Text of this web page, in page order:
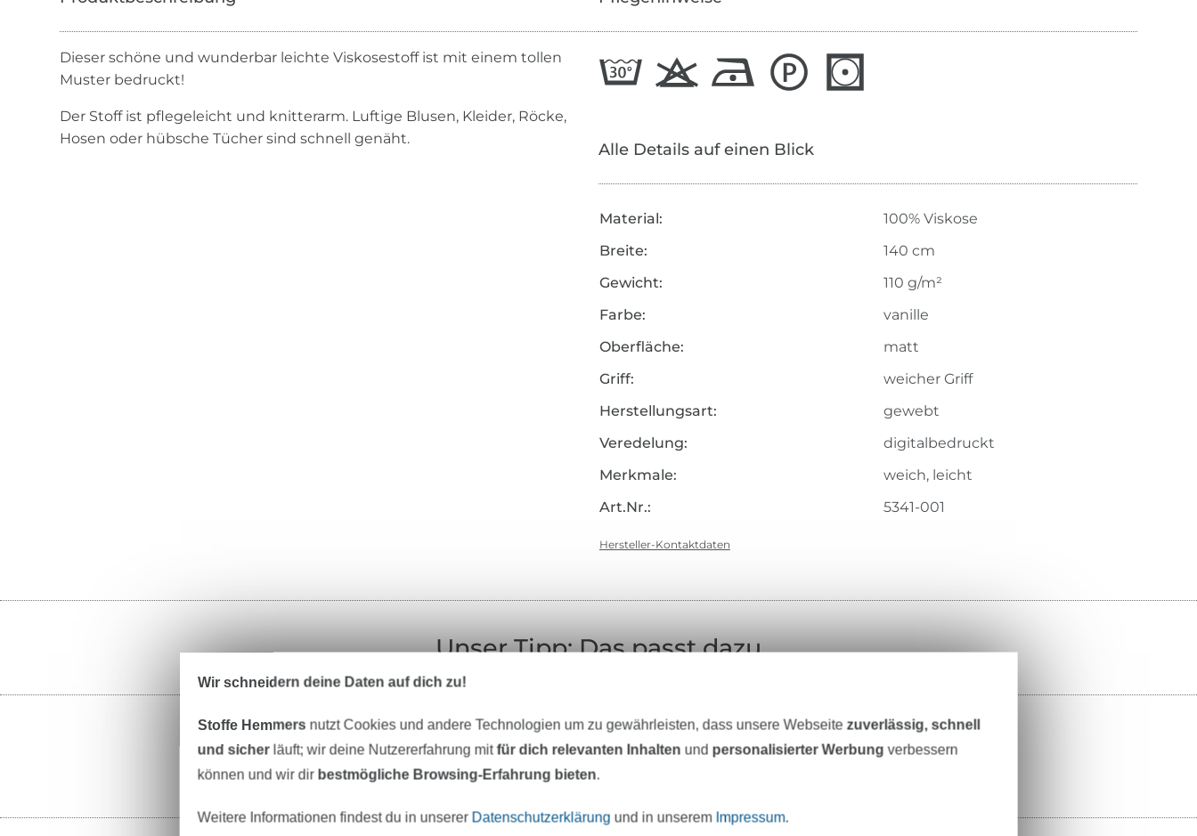
Dieser schöne und wunderbar leichte Viskosestoff ist mit einem tollen
Muster bedruckt!
Der Stoff ist pflegeleicht und knitterarm. Luftige Blusen, Kleider, Röcke,
Hosen oder hübsche Tücher sind schnell genäht.
Alle Details auf einen Blick
Material:
100% Viskose
Breite:
140 cm
Gewicht:
110 g/m²
Farbe:
vanille
Oberfläche:
matt
Griff:
weicher Griff
Herstellungsart:
gewebt
Veredelung:
digitalbedruckt
Merkmale:
weich, leicht
Art.Nr.:
5341-001
Hersteller-Kontaktdaten
Unser Tipp: Das passt dazu
Stoffe Garne Nähzubehör
Wir schneidern deine Daten auf dich zu!
Stoffe Hemmers nutzt Cookies und andere Technologien um zu gewährleisten, dass unsere Webseitezuverlässig, schnell
und sicherläuft; wir deine Nutzererfahrung mitfür dich relevanten Inhalten und personalisierter Werbung verbessern
können und wir dir bestmögliche Browsing-Erfahrung bieten.
Weitere Informationen findest du in unserer Datenschutzerklärung und in unserem Impressum.